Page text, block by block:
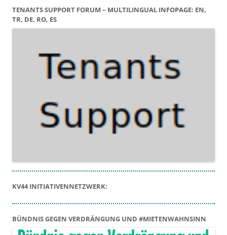
TENANTS SUPPORT FORUM – MULTILINGUAL INFOPAGE: EN,
TR, DE, RO, ES
KV44 INITIATIVENNETZWERK:
BÜNDNIS GEGEN VERDRÄNGUNG UND #MIETENWAHNSINN